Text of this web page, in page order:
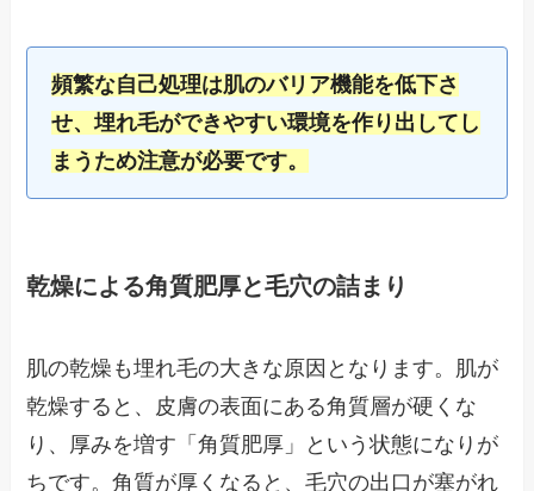
頻繁な自己処理は肌のバリア機能を低下さ
せ、埋れ毛ができやすい環境を作り出してし
まうため注意が必要です。
乾燥による角質肥厚と毛穴の詰まり
肌の乾燥も埋れ毛の大きな原因となります。肌が
乾燥すると、皮膚の表面にある角質層が硬くな
り、厚みを増す「角質肥厚」という状態になりが
ちです。角質が厚くなると、毛穴の出口が塞がれ